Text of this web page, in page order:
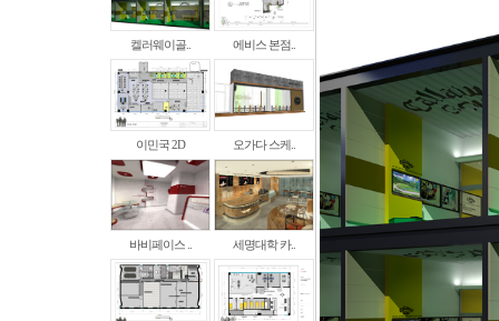
켈러웨이골.. 에비스 본점..
이민국 2D 오가다 스케..
바비페이스 .. 세명대학 카..